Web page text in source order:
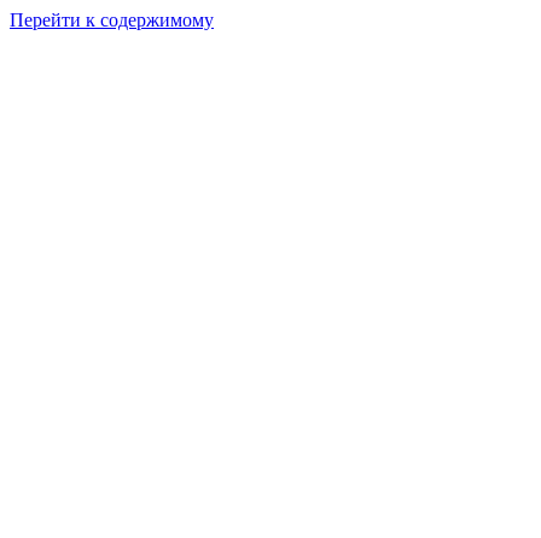
Перейти к содержимому